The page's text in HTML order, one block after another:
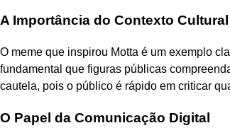
A Importância do Contexto Cultural
O meme que inspirou Motta é um exemplo
fundamental que figuras públicas
cautela, pois o público é rápido em criticar
O Papel da Comunicação Digital